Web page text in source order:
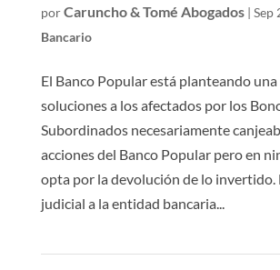
porCaruncho & Tomé Abogados| Sep
Bancario
El Banco Popular está planteando una
soluciones a los afectados por los
Subordinados necesariamente
acciones del Banco Popular pero en
opta por la devolución de lo invertido.
judicial a la entidad bancaria...